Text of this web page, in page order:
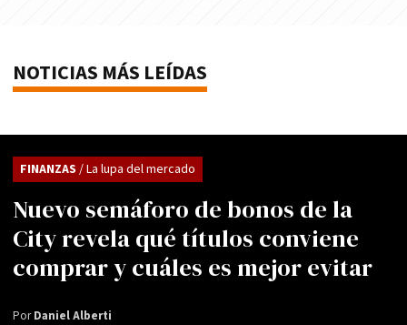
NOTICIAS MÁS LEÍDAS
Nuevo semáforo de bonos de la
City revela qué títulos conviene
comprar y cuáles es mejor evitar
FINANZAS / La lupa del mercado
PorDaniel Alberti